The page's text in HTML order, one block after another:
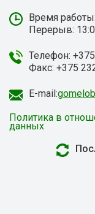
Время
Перерыв:
Телефон:
Факс: +375
E-mail:
Политика в
данных